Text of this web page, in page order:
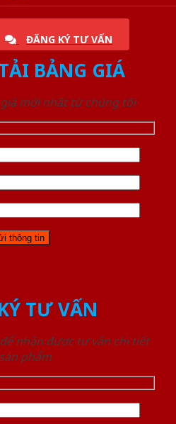
ĐĂNG KÝ TƯ VẤN
BẢNG GIÁ
mới nhất từ chúng tôi
TƯ VẤN
nhận được tư vấn chi tiết
phẩm